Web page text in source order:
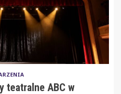
teatralne ABC w